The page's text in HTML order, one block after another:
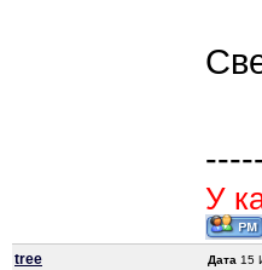
У
tree Дата 15